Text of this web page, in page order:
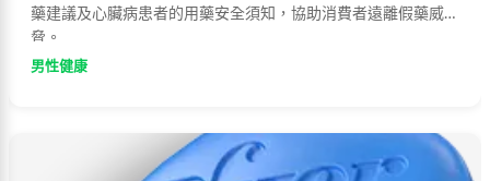
藥建議及心臟病患者的用藥安全須知，協助消費者遠離假藥威
脅。
男性健康